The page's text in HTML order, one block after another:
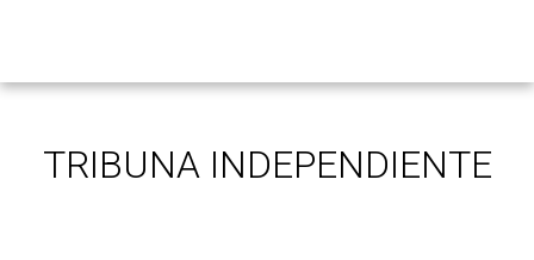
TRIBUNA INDEPENDIENTE